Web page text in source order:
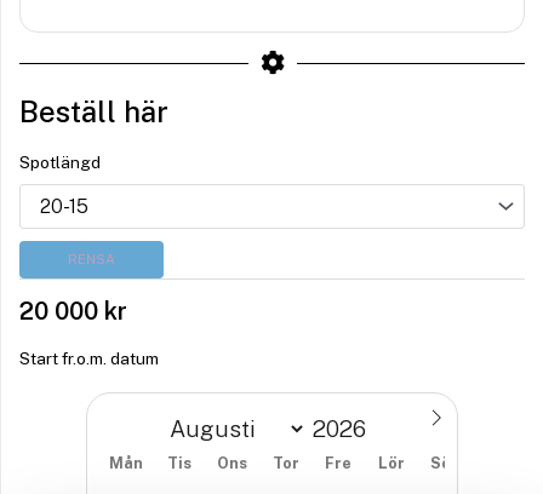
Beställ här
Spotlängd
RENSA
20 000 kr
Start fr.o.m. datum
Mån Tis Ons Tor Fre Lör Sön